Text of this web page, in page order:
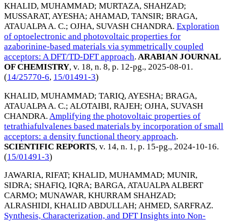
KHALID, MUHAMMAD; MURTAZA, SHAHZAD;
MUSSARAT, AYESHA; AHAMAD, TANSIR; BRAGA,
ATAUALPA A. C.; OJHA, SUVASH CHANDRA. Exploration
of optoelectronic and photovoltaic properties for
azaborinine-based materials via symmetrically coupled
acceptors: A DFT/TD-DFT approach. ARABIAN JOURNAL
OF CHEMISTRY, v. 18, n. 8, p. 12-pg., 2025-08-01 .
(14/25770-6, 15/01491-3)
KHALID, MUHAMMAD; TARIQ, AYESHA; BRAGA,
ATAUALPA A. C.; ALOTAIBI, RAJEH; OJHA, SUVASH
CHANDRA. Amplifying the photovoltaic properties of
tetrathiafulvalenes based materials by incorporation of small
acceptors: a density functional theory approach.
SCIENTIFIC REPORTS, v. 14, n. 1, p. 15-pg., 2024-10-16.
(15/01491-3)
JAWARIA, RIFAT; KHALID, MUHAMMAD; MUNIR,
SIDRA; SHAFIQ, IQRA; BARGA, ATAUALPA ALBERT
CARMO; MUNAWAR, KHURRAM SHAHZAD;
ALRASHIDI, KHALID ABDULLAH; AHMED, SARFRAZ.
Synthesis, Characterization, and DFT Insights into Non-